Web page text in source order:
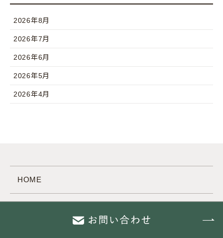
2026年8月
2026年7月
2026年6月
2026年5月
2026年4月
HOME